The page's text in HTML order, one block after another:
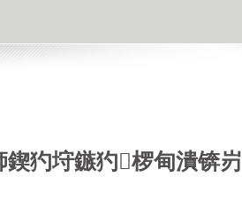
犳垨鏃犳椤甸潰锛岃